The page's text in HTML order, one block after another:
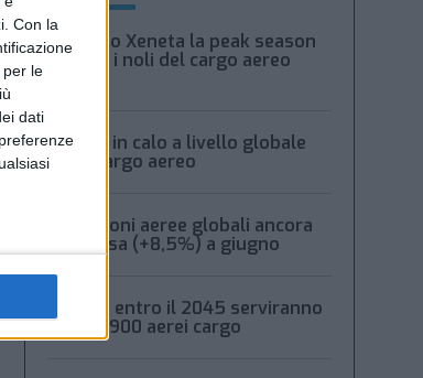
Con la
per le
dati
Secondo Xeneta la peak season
frena e i noli del cargo aereo
Volumi in calo a livello globale
per il cargo aereo
Spedizioni aeree globali ancora
in ripresa (+8,5%) a giugno
Boeing: entro il 2045 serviranno
oltre 2.900 aerei cargo